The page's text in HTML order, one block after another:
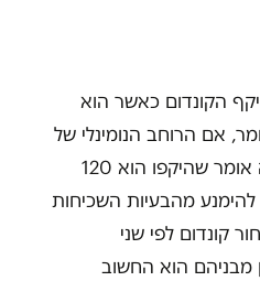
הקונדום כאשר הוא
אם הרוחב הנומינלי של
קונדום הוא 60 מ"מ – זה אומר שהיקפו הוא 120
מנת להימנע מהבעיות השכיחות
קונדום לפי שני
הוא החשוב